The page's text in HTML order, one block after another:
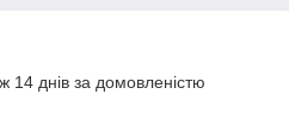
14 днів за домовленістю